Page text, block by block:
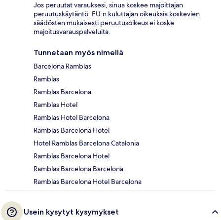
Jos peruutat varauksesi, sinua koskee majoittajan
peruutuskäytäntö. EU:n kuluttajan oikeuksia koskevien
säädösten mukaisesti peruutusoikeus ei koske
majoitusvarauspalveluita.
Tunnetaan myös nimellä
Barcelona Ramblas
Ramblas
Ramblas Barcelona
Ramblas Hotel
Ramblas Hotel Barcelona
Ramblas Barcelona Hotel
Hotel Ramblas Barcelona Catalonia
Ramblas Barcelona Hotel
Ramblas Barcelona Barcelona
Ramblas Barcelona Hotel Barcelona
Usein kysytyt kysymykset